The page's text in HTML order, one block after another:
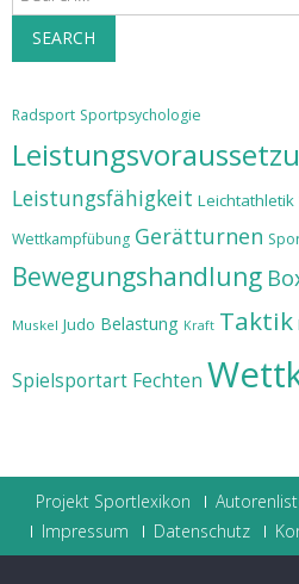
SEARCH
Radsport Sportpsychologie
Leistungsfähigkeit Leichtathletik
Wettkampfübung Gerätturnen
Bewegungshandlung
Muskel Judo Belastung Kraft Taktik
Spielsportart Fechten
Projekt Sportlexikon
Impressum
Datenschutz